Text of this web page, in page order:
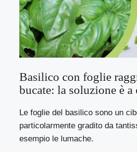
Basilico con foglie
bucate: la soluzione è a
Le foglie del basilico sono un
particolarmente gradito da
esempio le lumache.